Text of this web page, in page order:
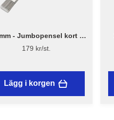
- Jumbopensel kort –
Flügger Pro Series
179 kr/st.
Lägg i korgen